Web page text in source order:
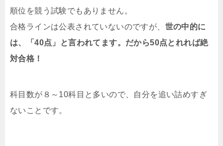
順位を競う試験でもありません。
合格ラインは公表されていないのですが、 世の中的に
は、「40点」と言われてます。だから50点とれれば絶
対合格！
科目数が８～10科目と多いので、自分を追い詰めすぎ
ないことです。